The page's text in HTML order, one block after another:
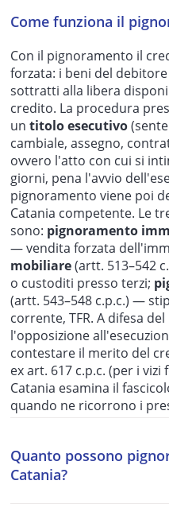
Come funziona il
Con il pignoramento il
forzata: i beni del
sottratti alla libera
credito. La procedura
un titolo esecutivo
cambiale, assegno,
ovvero l'atto con cui si
giorni, pena l'avvio
pignoramento viene poi
Catania competente. Le
sono: pignoramento
— vendita forzata
mobiliare(artt. 513–542
o custoditi presso terzi;
(artt. 543–548 c.p.c.) —
corrente, TFR. A difesa
l'opposizione
contestare il merito del
ex art. 617 c.p.c. (per i
Catania esamina il
quando ne ricorrono i
Quanto possono
Catania?